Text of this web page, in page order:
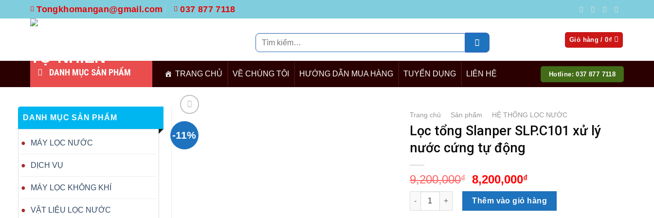
to
Tongkhomangan@gmail.com 037 877 7118
Tìm
kiếm:
Giỏ hàng /0₫
DANH MỤC SẢN PHẨM TRANG CHỦ VỀ CHÚNG TÔI HƯỚNG DẪN MUA HÀNG TUYỂN DỤNG LIÊN HỆ Hotline: 037 877 7118
DANH MỤC SẢN PHẨM
MÁY LỌC NƯỚC
DỊCH VỤ
MÁY LỌC KHÔNG KHÍ
VẬT LIỆU LỌC NƯỚC
-11%
Trang chủ Sản phẩm HỆ THỐNG LỌC NƯỚC
Lọc tổng Slanper SLP.C101 xử lý
nước cứng tự động
9,200,000₫
Giá
gốc
là:
9,200,000₫.
8,200,000₫Giá
hiện
tại
là:
Lọc tổng Slanper SLP.C101 xử lý nước cứng tự động số lượng
Thêm vào giỏ hàng